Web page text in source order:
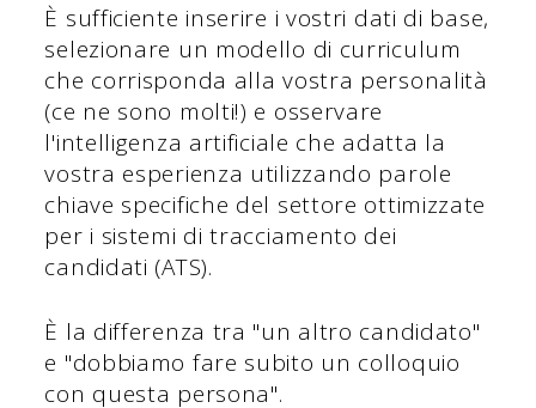
È sufficiente inserire i vostri dati di base,
selezionare un modello di curriculum
che corrisponda alla vostra personalità
(ce ne sono molti!) e osservare
l'intelligenza artificiale che adatta la
vostra esperienza utilizzando parole
chiave specifiche del settore ottimizzate
per i sistemi di tracciamento dei
candidati (ATS).
È la differenza tra "un altro candidato"
e "dobbiamo fare subito un colloquio
con questa persona".